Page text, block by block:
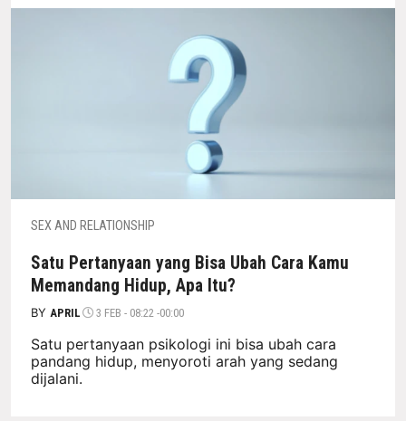
SEX AND RELATIONSHIP
Satu Pertanyaan yang Bisa Ubah Cara Kamu
Memandang Hidup, Apa Itu?
BY APRIL 3 FEB - 08:22 -00:00
Satu pertanyaan psikologi ini bisa ubah cara
pandang hidup, menyoroti arah yang sedang
dijalani.